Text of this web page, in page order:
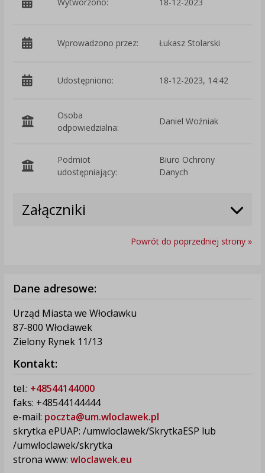
Wprowadzono przez: Łukasz Stolarski
Udostępniono: 18-12-2023, 14:42
Osoba
odpowiedzialna:
Daniel Woźniak
Podmiot
udostępniający:
Biuro Ochrony
Danych
Załączniki
Powrót do poprzedniej strony »
Dane adresowe:
Urząd Miasta we Włocławku
87-800 Włocławek
Zielony Rynek 11/13
Kontakt:
tel.: +48544144000
faks: +48544144444
e-mail: poczta@um.wloclawek.pl
skrytka ePUAP: /umwloclawek/SkrytkaESP lub
/umwloclawek/skrytka
strona www: wloclawek.eu